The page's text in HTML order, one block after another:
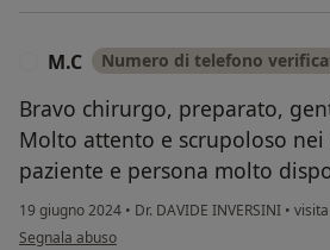
M.C Numero di telefono
Bravo chirurgo, preparato,
Molto attento e scrupoloso
paziente e persona molto
19 giugno 2024 • Dr. DAVIDE INVERSINI •
secondo l'opinione dell'utente M.C
Segnala abuso